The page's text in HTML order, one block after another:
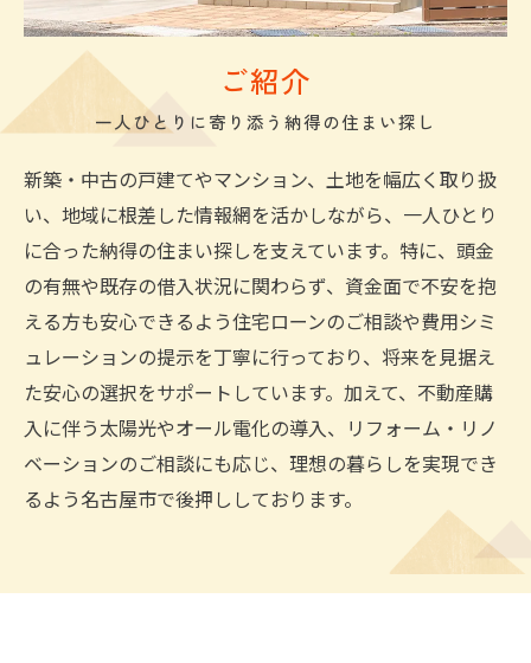
ご紹介
一人ひとりに寄り添う納得の住まい探し
新築・中古の戸建てやマンション、土地を幅広く取り扱
い、地域に根差した情報網を活かしながら、一人ひとり
に合った納得の住まい探しを支えています。特に、頭金
の有無や既存の借入状況に関わらず、資金面で不安を抱
える方も安心できるよう住宅ローンのご相談や費用シミ
ュレーションの提示を丁寧に行っており、将来を見据え
た安心の選択をサポートしています。加えて、不動産購
入に伴う太陽光やオール電化の導入、リフォーム・リノ
ベーションのご相談にも応じ、理想の暮らしを実現でき
るよう名古屋市で後押ししております。